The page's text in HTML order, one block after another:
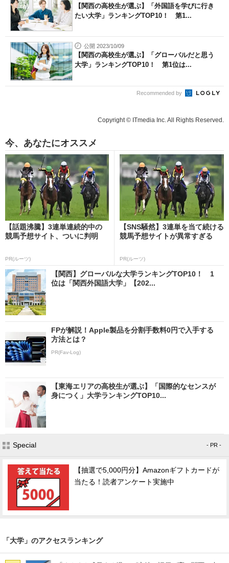
【関西の高校生が選ぶ】「外国語を学びに行き
たい大学」ランキングTOP10！ 第1...
公開 2023/10/09
【関西の高校生が選ぶ】「グローバルだと思う
大学」ランキングTOP10！ 第1位は...
Recommended by
Copyright © ITmedia Inc. All Rights Reserved.
今、あなたにオススメ
【話題沸騰】3連単連続的中の
競馬予想サイト、ついに判明
PR(ルーツ)
【SNS騒然】3連単を当て続ける
競馬予想サイトが異常すぎる
PR(ルーツ)
【関西】グローバルな大学ランキングTOP10！ 1
位は「関西外国語大学」【202...
FPが解説！Apple製品を分割手数料0円で入手する
方法とは？
PR(Fav-Log)
【東海エリアの高校生が選ぶ】「国際的なセンスが
身につく」大学ランキングTOP10...
Special - PR -
【抽選で5,000円分】Amazonギフトカードが
当たる！読者アンケート実施中
「大学」のアクセスランキング